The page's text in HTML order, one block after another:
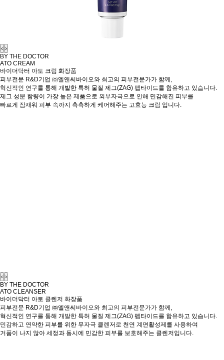
‹ ›
BY THE DOCTOR
ATO CREAM
바이더닥터 아토 크림 화장품
피부전문 R&D기업 ㈜엘앤씨바이오와 최고의 피부전문가가 함께,
혁신적인 연구를 통해 개발한 특허 물질 제그(ZAG) 펩타이드를 함유하고 있습니다.
제그 성분 함량이 가장 높은 제품으로 외부자극으로 인해 민감해진 피부를
빠르게 잠재워 피부 속까지 촉촉하게 케어해주는 고효능 크림 입니다.
‹ ›
BY THE DOCTOR
ATO CLEANSER
바이더닥터 아토 클렌저 화장품
피부전문 R&D기업 ㈜엘앤씨바이오와 최고의 피부전문가가 함께,
혁신적인 연구를 통해 개발한 특허 물질 제그(ZAG) 펩타이드를 함유하고 있습니다.
민감하고 연약한 피부를 위한 무자극 클렌저로 천연 계면활성제를 사용하여
거품이 나지 않아 세정과 동시에 민감한 피부를 보호해주는 클렌저입니다.